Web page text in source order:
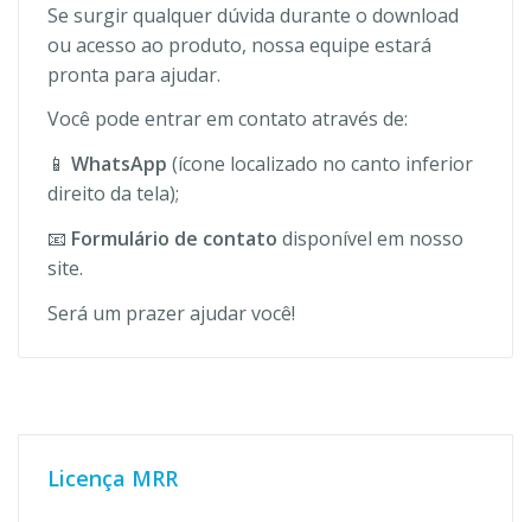
Se surgir qualquer dúvida durante o download
ou acesso ao produto, nossa equipe estará
pronta para ajudar.
Você pode entrar em contato através de:
📱 WhatsApp (ícone localizado no canto inferior
direito da tela);
📧 Formulário de contato disponível em nosso
site.
Será um prazer ajudar você!
Licença MRR